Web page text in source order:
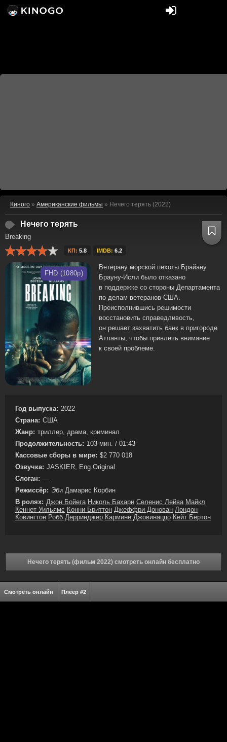
Киного » Американские фильмы » Нечего терять (2022)
Нечего терять
Breaking
КП: 5.8 IMDB: 6.2
FHD (1080p)
Ветерану морской пехоты Брайану
Брауну-Исли было отказано
в поддержке со стороны Департамента
по делам ветеранов США.
Преисполнившись решимости
восстановить справедливость,
он решает захватить банк в пригороде
Атланты, чтобы привлечь внимание
к своей проблеме.
Год выпуска: 2022
Страна: США
Жанр: триллер, драма, криминал
Продолжительность: 103 мин. / 01:43
Кассовые сборы в мире: $2 770 018
Озвучка: JASKIER, Eng.Original
Слоган: —
Режиссёр: Эби Дамарис Корбин
В ролях: Джон Бойега Николь Бахари Селенис Лейва Майкл
Кеннет Уильямс Конни Бриттон Джеффри Донован Лондон
Ковингтон Робб Дерринджер Кармине Джовинаццо Кейт Бёртон
Нечего терять (фильм 2022) смотреть онлайн бесплатно
Смотреть онлайн Плеер #2